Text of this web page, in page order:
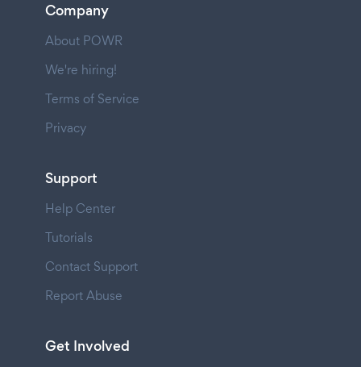
Company
About POWR
We're hiring!
Terms of Service
Privacy
Support
Help Center
Tutorials
Contact Support
Report Abuse
Get Involved